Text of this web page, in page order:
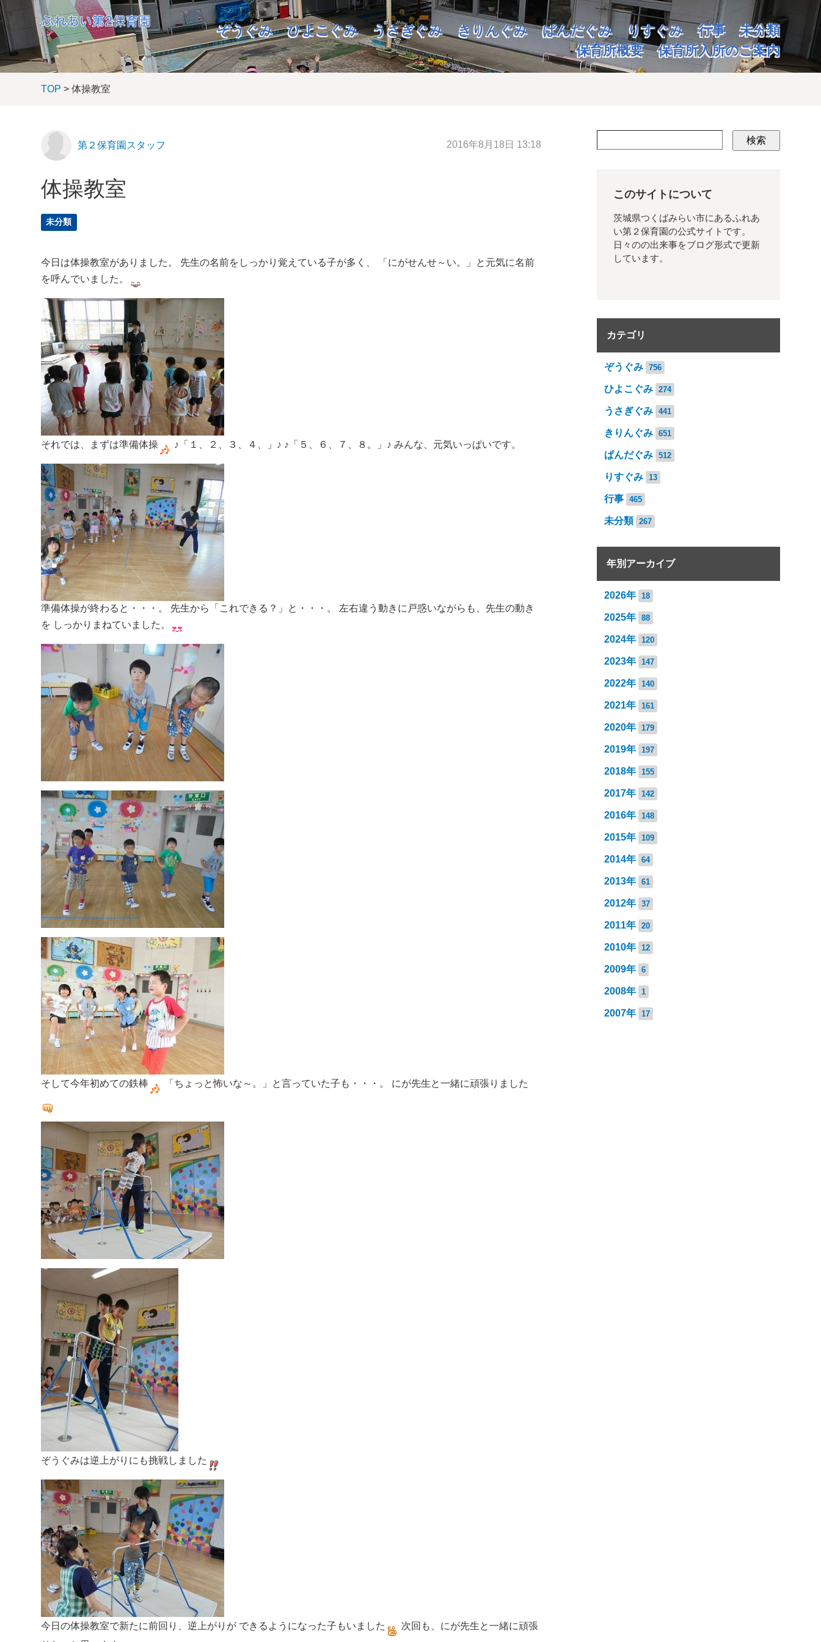
ぞうぐみ ひよこぐみ うさぎぐみ きりんぐみ ぱんだぐみ りすぐみ 行事
未分類
保育所概要
保育所入所のご案内
TOP > 体操教室
第２保育園スタッフ 2016年8月18日 13:18
体操教室
未分類
今日は体操教室がありました。 先生の名前をしっかり覚えている子が多く、 「にがせんせ～い。」と元気に名前
を呼んでいました。
それでは、まずは準備体操 ♪「１、２、３、４、」♪ ♪「５、６、７、８。」♪ みんな、元気いっぱいです。
準備体操が終わると・・・。 先生から「これできる？」と・・・。 左右違う動きに戸惑いながらも、先生の動き
を しっかりまねていました。
そして今年初めての鉄棒 「ちょっと怖いな～。」と言っていた子も・・・。 にが先生と一緒に頑張りました
ぞうぐみは逆上がりにも挑戦しました
今日の体操教室で新たに前回り、逆上がりが できるようになった子もいました
次回も、にが先生と一緒に頑張
検索
このサイトについて
茨城県つくばみらい市にあるふれあ
い第２保育園の公式サイトです。
日々のの出来事をブログ形式で更新
しています。
カテゴリ
ぞうぐみ 756
ひよこぐみ 274
うさぎぐみ 441
きりんぐみ 651
ぱんだぐみ 512
りすぐみ 13
行事 465
未分類 267
年別アーカイブ
2026年 18
2025年 88
2024年 120
2023年 147
2022年 140
2021年 161
2020年 179
2019年 197
2018年 155
2017年 142
2016年 148
2015年 109
2014年 64
2013年 61
2012年 37
2011年 20
2010年 12
2009年 6
2008年 1
2007年 17